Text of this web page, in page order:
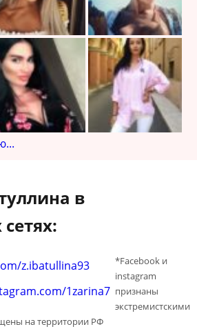
в
z.ibatullina93
1zarina7
*Facebook и
instagram
признаны
экстремистскими
на территории РФ